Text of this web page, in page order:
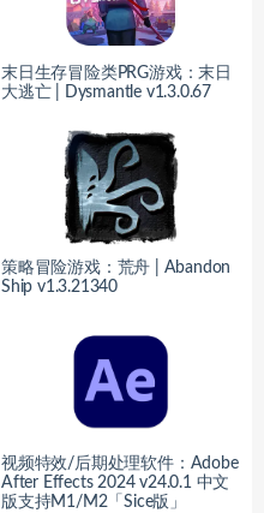
末日生存冒险类PRG游戏：末日
大逃亡 | Dysmantle v1.3.0.67
策略冒险游戏：荒舟 | Abandon
Ship v1.3.21340
视频特效/后期处理软件：Adobe
After Effects 2024 v24.0.1 中文
版支持M1/M2「Sice版」